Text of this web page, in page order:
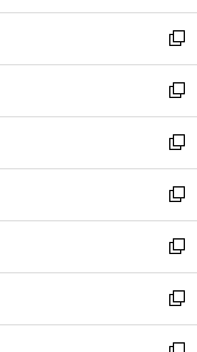
開
く
ウ
で
開
く
ン
ド
ウ
で
開
く
ウ
ィ
ン
ド
ウ
で
開
く
新
し
い
ウ
ィ
ン
ド
ウ
で
開
く
新
し
い
ウ
ィ
ン
ド
ウ
で
開
新
し
い
ウ
ィ
ン
ド
ウ
新
し
い
ウ
ィ
ン
新
し
い
ウ
新
し